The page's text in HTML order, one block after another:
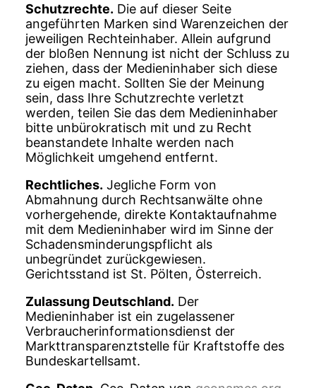
Schutzrechte. Die auf dieser Seite
angeführten Marken sind Warenzeichen der
jeweiligen Rechteinhaber. Allein aufgrund
der bloßen Nennung ist nicht der Schluss zu
ziehen, dass der Medieninhaber sich diese
zu eigen macht. Sollten Sie der Meinung
sein, dass Ihre Schutzrechte verletzt
werden, teilen Sie das dem Medieninhaber
bitte unbürokratisch mit und zu Recht
beanstandete Inhalte werden nach
Möglichkeit umgehend entfernt.
Rechtliches. Jegliche Form von
Abmahnung durch Rechtsanwälte ohne
vorhergehende, direkte Kontaktaufnahme
mit dem Medieninhaber wird im Sinne der
Schadensminderungspflicht als
unbegründet zurückgewiesen.
Gerichtsstand ist St. Pölten, Österreich.
Zulassung Deutschland. Der
Medieninhaber ist ein zugelassener
Verbraucherinformationsdienst der
Markttransparenztstelle für Kraftstoffe des
Bundeskartellsamt.